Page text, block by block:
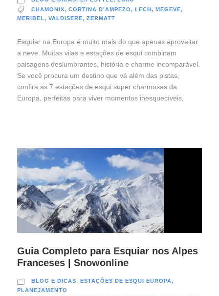
CHAMONIX, CORTINA D'AMPEZO, LECH, MEGEVE,
MERIBEL, VALDISERE, ZERMATT
Esquiar na Europa é muito mais do que apenas aproveitar
a neve. Muitas vilas e estações de esqui combinam
paisagens deslumbrantes, história e charme incomparável.
Se você procura um destino que vá além das pistas,
confira as 7 estações de esqui super charmosas da
Europa, perfeitas para viver momentos inesquecíveis.
Guia Completo para Esquiar nos Alpes
Franceses | Snowonline
BLOG E DICAS, ESTAÇÕES DE ESQUI EUROPA,
PLANEJAMENTO